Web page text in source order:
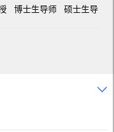
博士生导师 硕士生导